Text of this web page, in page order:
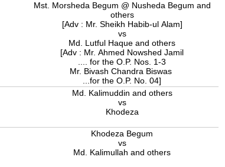
Mst. Morsheda Begum @ Nusheda Begum and
others
[Adv : Mr. Sheikh Habib-ul Alam]
vs
Md. Lutful Haque and others
[Adv : Mr. Ahmed Nowshed Jamil
.... for the O.P. Nos. 1-3
Mr. Bivash Chandra Biswas
...for the O.P. No. 04]
Md. Kalimuddin and others
vs
Khodeza
Khodeza Begum
vs
Md. Kalimullah and others